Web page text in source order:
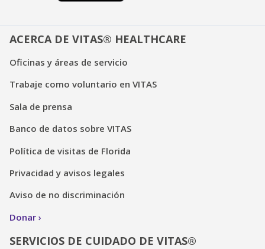
ACERCA DE VITAS® HEALTHCARE
Oficinas y áreas de servicio
Trabaje como voluntario en VITAS
Sala de prensa
Banco de datos sobre VITAS
Política de visitas de Florida
Privacidad y avisos legales
Aviso de no discriminación
Donar
SERVICIOS DE CUIDADO DE VITAS®